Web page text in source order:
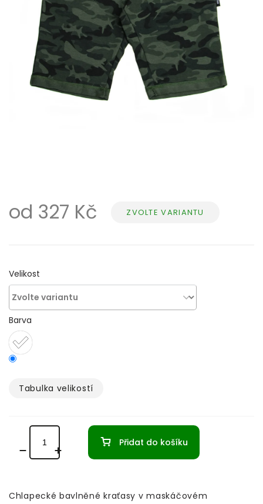
od 327 Kč Měrná
ZVOLTE VARIANTU
Velikost
Barva
Tabulka velikostí­
Přidat do košíku
Chlapecké bavlněné kraťasy v maskáčovém